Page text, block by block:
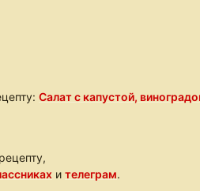
Салат с капустой,
и телеграм.